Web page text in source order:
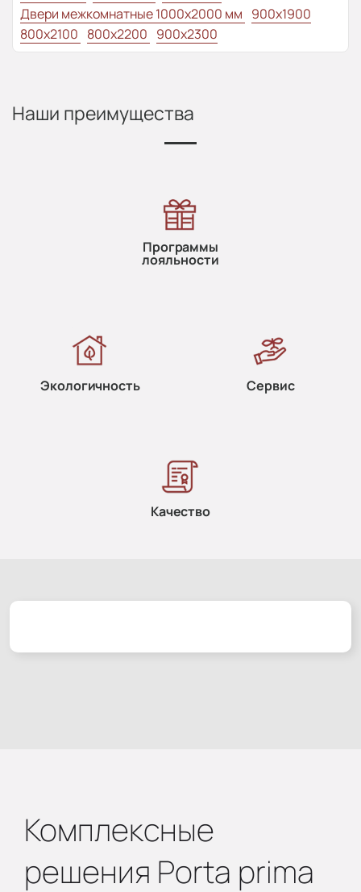
Двери межкомнатные 1000х2000 мм 900x1900
800x2100 800x2200 900x2300
Наши преимущества
Программы
лояльности
Экологичность Сервис
Качество
Комплексные
решения Porta prima